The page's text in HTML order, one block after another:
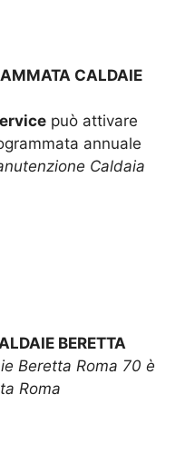
CALDAIE
può attivare
annuale
Caldaia
BERETTA
Beretta Roma 70 è
Roma